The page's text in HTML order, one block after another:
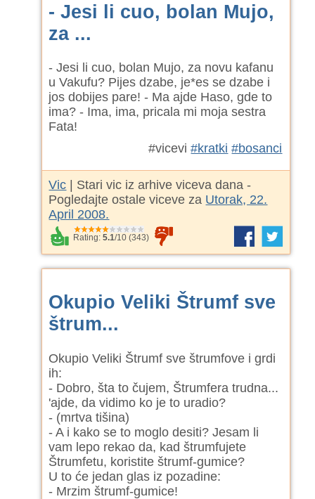
- Jesi li cuo, bolan Mujo,
za ...
- Jesi li cuo, bolan Mujo, za novu kafanu
u Vakufu? Pijes dzabe, je*es se dzabe i
jos dobijes pare! - Ma ajde Haso, gde to
ima? - Ima, ima, pricala mi moja sestra
Fata!
#vicevi#kratki #bosanci
Vic | Stari vic iz arhive viceva dana -
Pogledajte ostale viceve za Utorak, 22.
April 2008.
Rating:5.1/10 (343)
Okupio Veliki Štrumf sve
štrum...
Okupio Veliki Štrumf sve štrumfove i grdi
ih:
- Dobro, šta to čujem, Štrumfera trudna...
'ajde, da vidimo ko je to uradio?
- (mrtva tišina)
- A i kako se to moglo desiti? Jesam li
vam lepo rekao da, kad štrumfujete
Štrumfetu, koristite štrumf-gumice?
U to će jedan glas iz pozadine:
- Mrzim štrumf-gumice!